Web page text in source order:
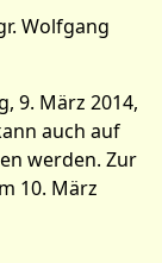
Wolfgang
9. März 2014,
auch auf
werden. Zur
10. März